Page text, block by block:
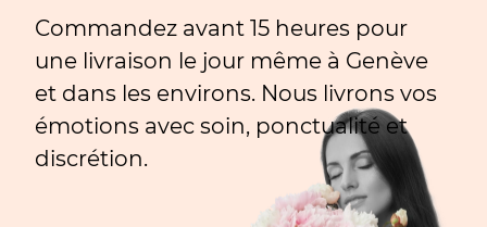
Commandez avant 15 heures pour
une livraison le jour même à Genève
et dans les environs. Nous livrons vos
émotions avec soin, ponctualité et
discrétion.